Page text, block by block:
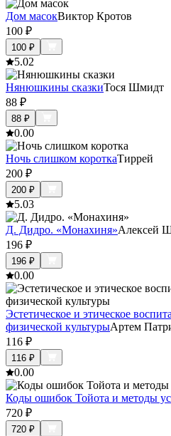
Дом масокВиктор Кротов
100 ₽
100 ₽
5.02
Нянюшкины сказкиТося Шмидт
88 ₽
88 ₽
0.00
Ночь слишком короткаТиррей
200 ₽
200 ₽
5.03
Д. Дидро. «Монахиня»Алексей
196 ₽
196 ₽
0.00
Эстетическое и этическое
физической культурыАртем
116 ₽
116 ₽
0.00
Коды ошибок Тойота и методы
720 ₽
720 ₽